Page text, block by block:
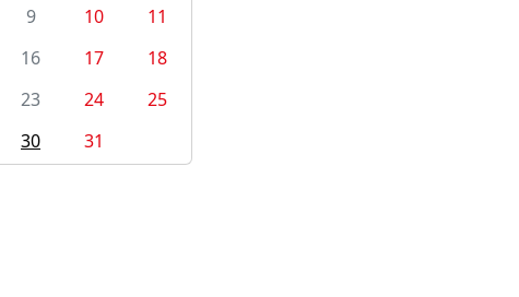
9 10
11
16 17
18
23 24
25
30 31